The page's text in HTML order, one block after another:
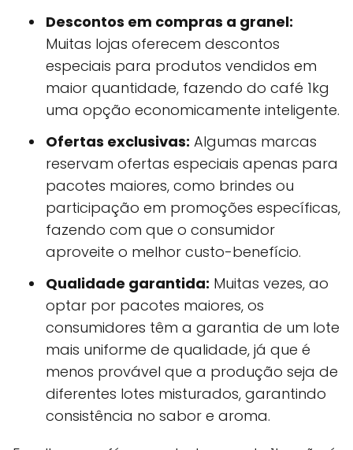
Descontos em compras a granel:
Muitas lojas oferecem descontos
especiais para produtos vendidos em
maior quantidade, fazendo do café 1kg
uma opção economicamente inteligente.
Ofertas exclusivas: Algumas marcas
reservam ofertas especiais apenas para
pacotes maiores, como brindes ou
participação em promoções específicas,
fazendo com que o consumidor
aproveite o melhor custo-benefício.
Qualidade garantida: Muitas vezes, ao
optar por pacotes maiores, os
consumidores têm a garantia de um lote
mais uniforme de qualidade, já que é
menos provável que a produção seja de
diferentes lotes misturados, garantindo
consistência no sabor e aroma.